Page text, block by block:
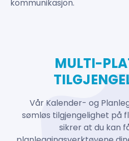
kommunikasjon.
MULTI-
Vår Kalender- og
sømløs tilgjengelighet på
sikrer at du kan